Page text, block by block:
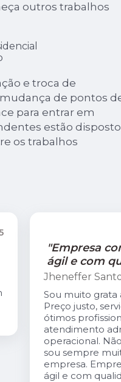
outros trabalhos
e troca de
de pontos
para entrar em
estão
os trabalhos
"Empresa
ágil e com
Jheneffer
Sou muito grata
Preço justo,
ótimos
atendimento
operacional.
sou sempre
empresa.
ágil e com